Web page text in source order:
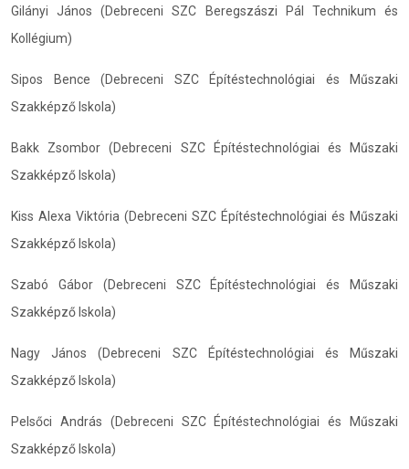
Gilányi János (Debreceni SZC Beregszászi Pál Technikum és
Kollégium)
Sipos Bence (Debreceni SZC Építéstechnológiai és Műszaki
Szakképző Iskola)
Bakk Zsombor (Debreceni SZC Építéstechnológiai és Műszaki
Szakképző Iskola)
Kiss Alexa Viktória (Debreceni SZC Építéstechnológiai és Műszaki
Szakképző Iskola)
Szabó Gábor (Debreceni SZC Építéstechnológiai és Műszaki
Szakképző Iskola)
Nagy János (Debreceni SZC Építéstechnológiai és Műszaki
Szakképző Iskola)
Pelsőci András (Debreceni SZC Építéstechnológiai és Műszaki
Szakképző Iskola)